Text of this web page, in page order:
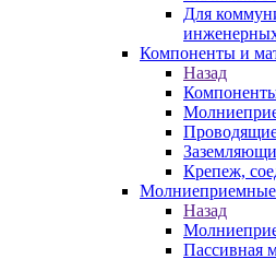
Для
Компоненты и
Назад
Крепеж,
Молниеприемные
Назад
Пассивная